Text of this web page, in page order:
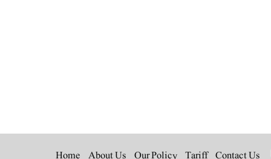
Contact Us
Tariff
Our Policy
About Us
Home